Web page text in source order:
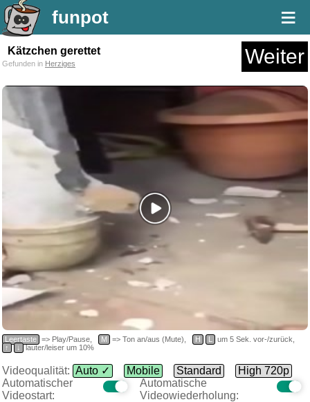
funpot ≡
Kätzchen gerettet Weiter
Gefunden in Herziges
Leertaste => Play/Pause, M => Ton an/aus (Mute), H L
um 5 Sek. vor-/zurück,
↑
↓ lauter/leiser um 10%
Videoqualität: Auto ✓ Mobile Standard
High 720p
Automatischer
Videostart:
Automatische
Videowiederholung: